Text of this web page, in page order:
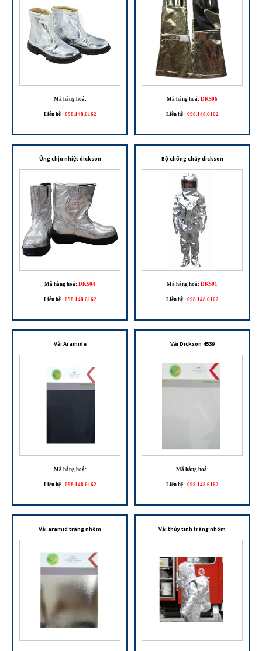
Mã hàng hoá:
Liên hệ : 098.148.6162
Mã hàng hoá: DKS06
Liên hệ : 098.148.6162
Ủng chịu nhiệt dickson
Mã hàng hoá: DKS04
Liên hệ : 098.148.6162
Bộ chống cháy dickson
Mã hàng hoá: DKS01
Liên hệ : 098.148.6162
Vải Aramide
Mã hàng hoá:
Liên hệ : 098.148.6162
Vải Dickson 4539
Mã hàng hoá:
Liên hệ : 098.148.6162
Vải aramid tráng nhôm Vải thủy tinh tráng nhôm